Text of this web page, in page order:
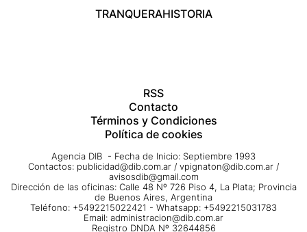
TRANQUERAHISTORIA
RSS
Contacto
Términos y Condiciones
Política de cookies
Agencia DIB - Fecha de Inicio: Septiembre 1993
Contactos: publicidad@dib.com.ar / vpignaton@dib.com.ar /
avisosdib@gmail.com
Dirección de las oficinas: Calle 48 Nº 726 Piso 4, La Plata; Provincia
de Buenos Aires, Argentina
Teléfono: +5492215022421 - Whatsapp: +5492215031783
Email: administracion@dib.com.ar
Registro DNDA Nº 32644856